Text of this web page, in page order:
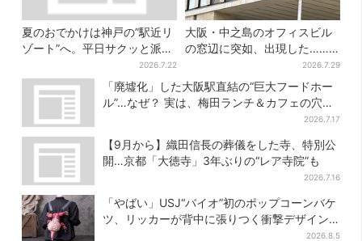
夏のおでかけは神戸の”駅近リ
ゾート”へ。平日サクッと派
も、休日ガッツリ派も！タイ
パ抜群、約20種の楽しみ方
2026.7.22
大阪・中之島のオフィスビル
の窓辺に突如、出現した……
巨大インコ「何かいる」「朝
からビビった」、その正体と
は？
2026.7.29
「廃墟化」した大阪駅直結の“巨大フードホー
ル”…なぜ？ 実は、梅田ランチ＆カフェの穴場
2026.7.17
【9月から】織田信長の葬儀をした寺、特別公
開…京都「大徳寺」3年ぶりの“レア寺院”も
2026.7.16
「やばい」USJ“バイオ”初のポップコーンバケ
ツ、リッカーが背中に張りつく衝撃デザイン
2026.8.5